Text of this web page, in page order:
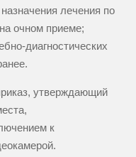
лечения по
очном приеме;
диагностических
утверждающий
к